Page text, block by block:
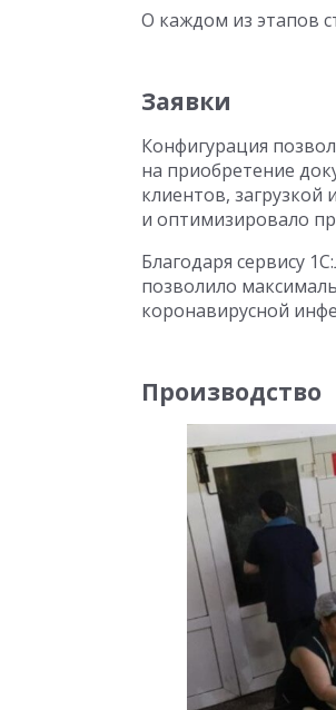
О каждом из этапов
Заявки
Конфигурация
на приобретение
клиентов,
и оптимизировало
Благодаря сервису
позволило
коронавирусной
Производство